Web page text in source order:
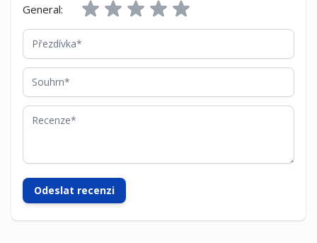
General:
Přezdívka
Souhrn
Recenze
Odeslat recenzi